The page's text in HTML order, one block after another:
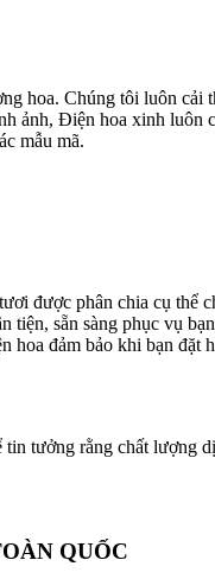
hoa. Chúng tôi luôn cải
ảnh, Điện hoa xinh luôn
mẫu mã.
được phân chia cụ thể
sẵn sàng phục vụ
đảm bảo khi bạn
tưởng rằng chất lượng
QUỐC